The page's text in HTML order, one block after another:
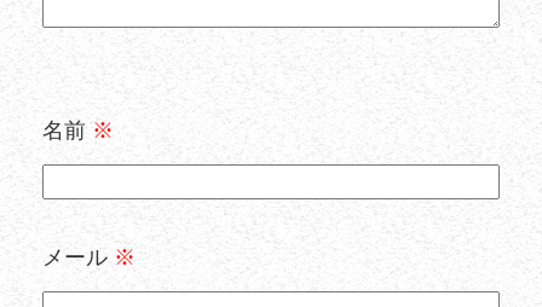
名前 ※
メール ※